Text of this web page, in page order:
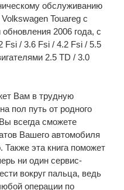
обслуживанию
Touareg c
2006 года, с
Fsi / 3.6 Fsi / 4.2 Fsi / 5.5
2.5 TD / 3.0
Вам в трудную
пол путь от родного
всегда сможете
Вашего автомобиля
Также эта книга поможет
ни один сервис-
вокруг пальца, ведь
операции по